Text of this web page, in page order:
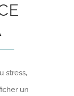
stress,
un